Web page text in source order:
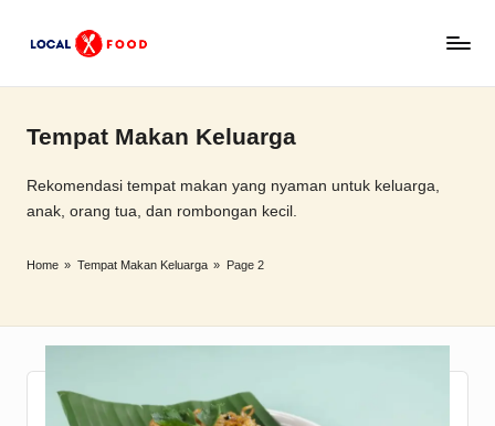
c
a
l
x
o
o
makan,
lokal,
Tempat Makan Keluarga
Rekomendasi tempat makan yang nyaman untuk keluarga,
anak, orang tua, dan rombongan kecil.
Home » Tempat Makan Keluarga » Page 2